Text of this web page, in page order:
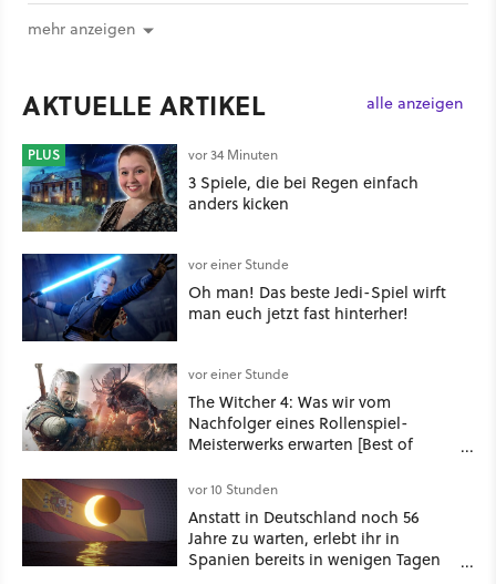
mehr anzeigen
AKTUELLE ARTIKEL alle anzeigen
PLUS vor 34 Minuten
3 Spiele, die bei Regen einfach
anders kicken
vor einer Stunde
Oh man! Das beste Jedi-Spiel wirft
man euch jetzt fast hinterher!
vor einer Stunde
The Witcher 4: Was wir vom
Nachfolger eines Rollenspiel-
Meisterwerks erwarten [Best of
vor 10 Stunden
Anstatt in Deutschland noch 56
Jahre zu warten, erlebt ihr in
Spanien bereits in wenigen Tagen